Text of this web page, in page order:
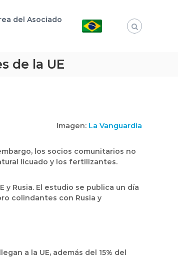
del Asociado
de la UE
Imagen: La Vanguardia
los socios comunitarios no
licuado y los fertilizantes.
Rusia. El estudio se publica un día
colindantes con Rusia y
a la UE, además del 15% del